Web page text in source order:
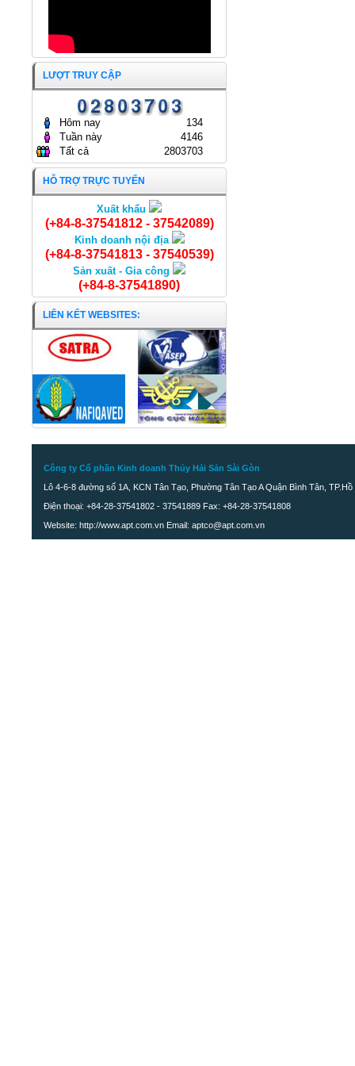
Chả cá Thát Lát
LƯỢT TRUY CẬP
Hôm nay
134
Tuần này
4146
Tất cả
2803703
HỖ TRỢ TRỰC TUYẾN
Xuất khẩu
(+84-8-37541812 - 37542089)
Kinh doanh nội địa
(+84-8-37541813 - 37540539)
Sản xuất - Gia công
(+84-8-37541890)
LIÊN KẾT WEBSITES:
Công ty Cổ phần Kinh doanh Thủy Hải Sản Sài Gòn
Lô 4-6-8 đường số 1A, KCN Tân Tạo, Phường Tân Tạo A Quận Bình Tân, TP.Hồ
Điện thoại: +84-28-37541802 - 37541889 Fax: +84-28-37541808
Website: http://www.apt.com.vn Email: aptco@apt.com.vn